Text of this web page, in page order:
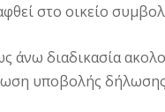
στο οικείο
άνω διαδικασία
υποβολής